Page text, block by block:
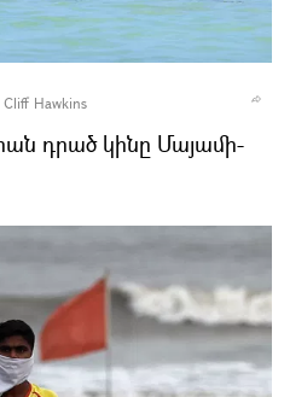
Hawkins
դրած կինը Մայամի-